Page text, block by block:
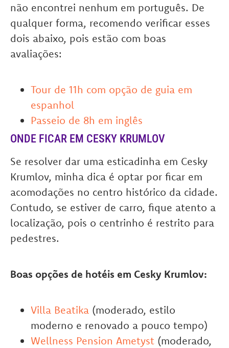
não encontrei nenhum em português. De
qualquer forma, recomendo verificar esses
dois abaixo, pois estão com boas
avaliações:
Tour de 11h com opção de guia em
espanhol
Passeio de 8h em inglês
ONDE FICAR EM CESKY KRUMLOV
Se resolver dar uma esticadinha em Cesky
Krumlov, minha dica é optar por ficar em
acomodações no centro histórico da cidade.
Contudo, se estiver de carro, fique atento a
localização, pois o centrinho é restrito para
pedestres.
Boas opções de hotéis em Cesky Krumlov:
Villa Beatika (moderado, estilo
moderno e renovado a pouco tempo)
Wellness Pension Ametyst (moderado,